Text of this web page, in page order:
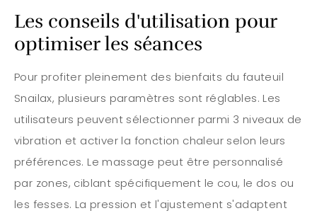
Les conseils d'utilisation pour
optimiser les séances
Pour profiter pleinement des bienfaits du fauteuil
Snailax, plusieurs paramètres sont réglables. Les
utilisateurs peuvent sélectionner parmi 3 niveaux de
vibration et activer la fonction chaleur selon leurs
préférences. Le massage peut être personnalisé
par zones, ciblant spécifiquement le cou, le dos ou
les fesses. La pression et l'ajustement s'adaptent